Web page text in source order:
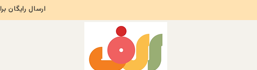
ارسال رایگان برای خریدهای